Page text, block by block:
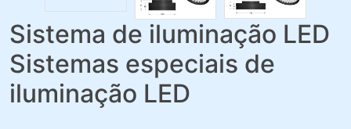
Sistema de iluminação LED
Sistemas especiais de
iluminação LED